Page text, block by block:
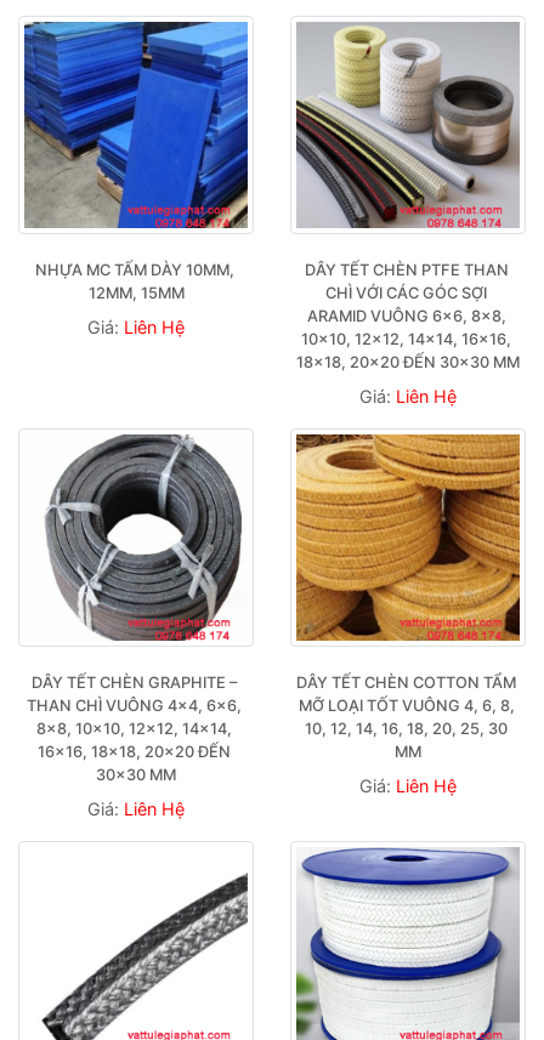
NHỰA MC TẤM DÀY 10MM,
12MM, 15MM
Giá: Liên Hệ
DÂY TẾT CHÈN PTFE THAN
CHÌ VỚI CÁC GÓC SỢI
ARAMID VUÔNG 6×6, 8×8,
10×10, 12×12, 14×14, 16×16,
18×18, 20×20 ĐẾN 30×30 MM
Giá: Liên Hệ
DÂY TẾT CHÈN GRAPHITE –
THAN CHÌ VUÔNG 4×4, 6×6,
8×8, 10×10, 12×12, 14×14,
16×16, 18×18, 20×20 ĐẾN
30×30 MM
Giá: Liên Hệ
DÂY TẾT CHÈN COTTON TẨM
MỠ LOẠI TỐT VUÔNG 4, 6, 8,
10, 12, 14, 16, 18, 20, 25, 30
MM
Giá: Liên Hệ